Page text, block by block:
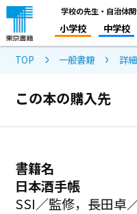
学校の先生・自治体
小学校 中学校
TOP 一般書籍 詳細
この本の購入先
書籍名
日本酒手帳
SSI／監修，長田卓